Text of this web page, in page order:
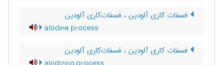
فسفات کاری آلودین ، فسفات‌کاری آلودین
alodine process
فسفات کاری آلودین ، فسفات‌کاری آلودین